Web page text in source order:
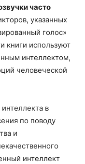
часто
указанных
голос»
книги используют
интеллектом,
человеческой
в
по поводу
и
интеллект